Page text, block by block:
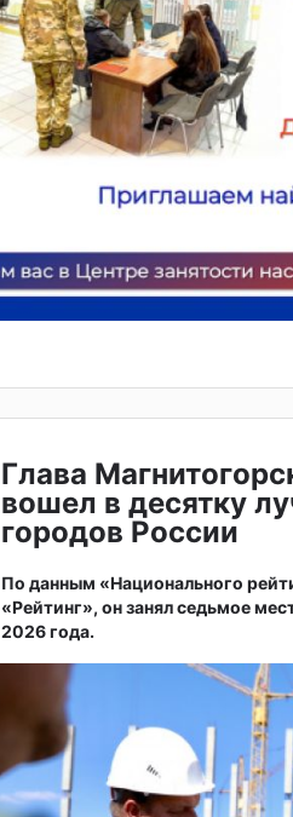
Глава
вошел в десятку
городов России
По данным «Национального
«Рейтинг», он занял седьмое
2026 года.